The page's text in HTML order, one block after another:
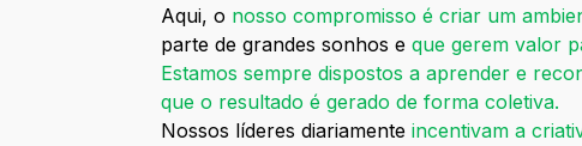
Aqui, o nosso compromisso é criar um
parte de grandes sonhos eque gerem valor
Estamos sempre dispostos a aprender e
que o resultado é gerado de forma coletiva.
Nossos líderes diariamenteincentivam a